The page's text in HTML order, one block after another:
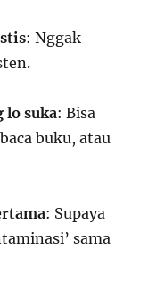
: Nggak
lo suka: Bisa
buku, atau
: Supaya
sama